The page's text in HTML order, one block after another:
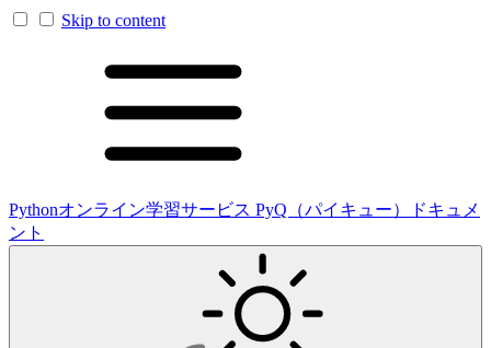
Skip to content
Pythonオンライン学習サービス PyQ（パイキュー）ドキュメ
ント